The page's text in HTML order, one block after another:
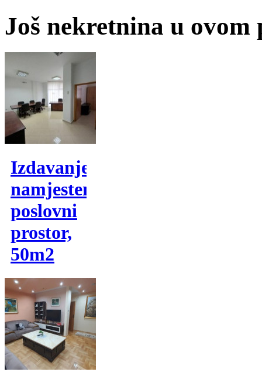
Još nekretnina u ovom
Izdavanje,
namjesten
poslovni
prostor,
50m2